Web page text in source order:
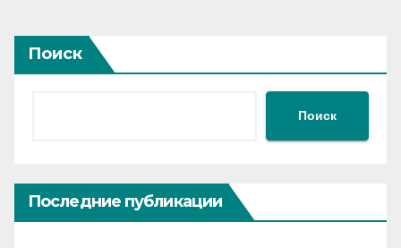
Поиск
Поиск
Последние публикации